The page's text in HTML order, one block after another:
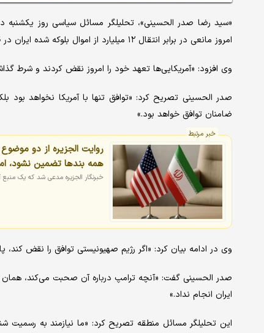
«سید رضا صدر الحسینی»، تحلیلگر مسائل سیاسی روز یکشنبه
امروز مانعی در برابر انتقال ۱۲ میلیارد از اموال بلوکه شده ایران در قطر از طریق مسکو به ایران ایجاد کردند.»
وی افزود: «آمریکایی‌ها تعهد خود را امروز نقض کردند و شرط
صدر الحسینی تصریح کرد: «توافق تنها با آمریکا نخواهد
ضامنان توافق خواهد بود.»
خبر مرتبط
روایت الجزیره از دو موضوع
همه بندها تضمین نشود،
خبرنگار الجزیره مدعی شد که یک
وی در ادامه بیان کرد: «اگر رژیم صهیونیستی توافق را نقض
صدر الحسینی گفت: «آنچه ترامپ درباره آن صحبت می‌کند،
ایران انجام نداد.»
این تحلیلگر مسائل منطقه تصریح کرد: «ما نیازمند به رسمیت